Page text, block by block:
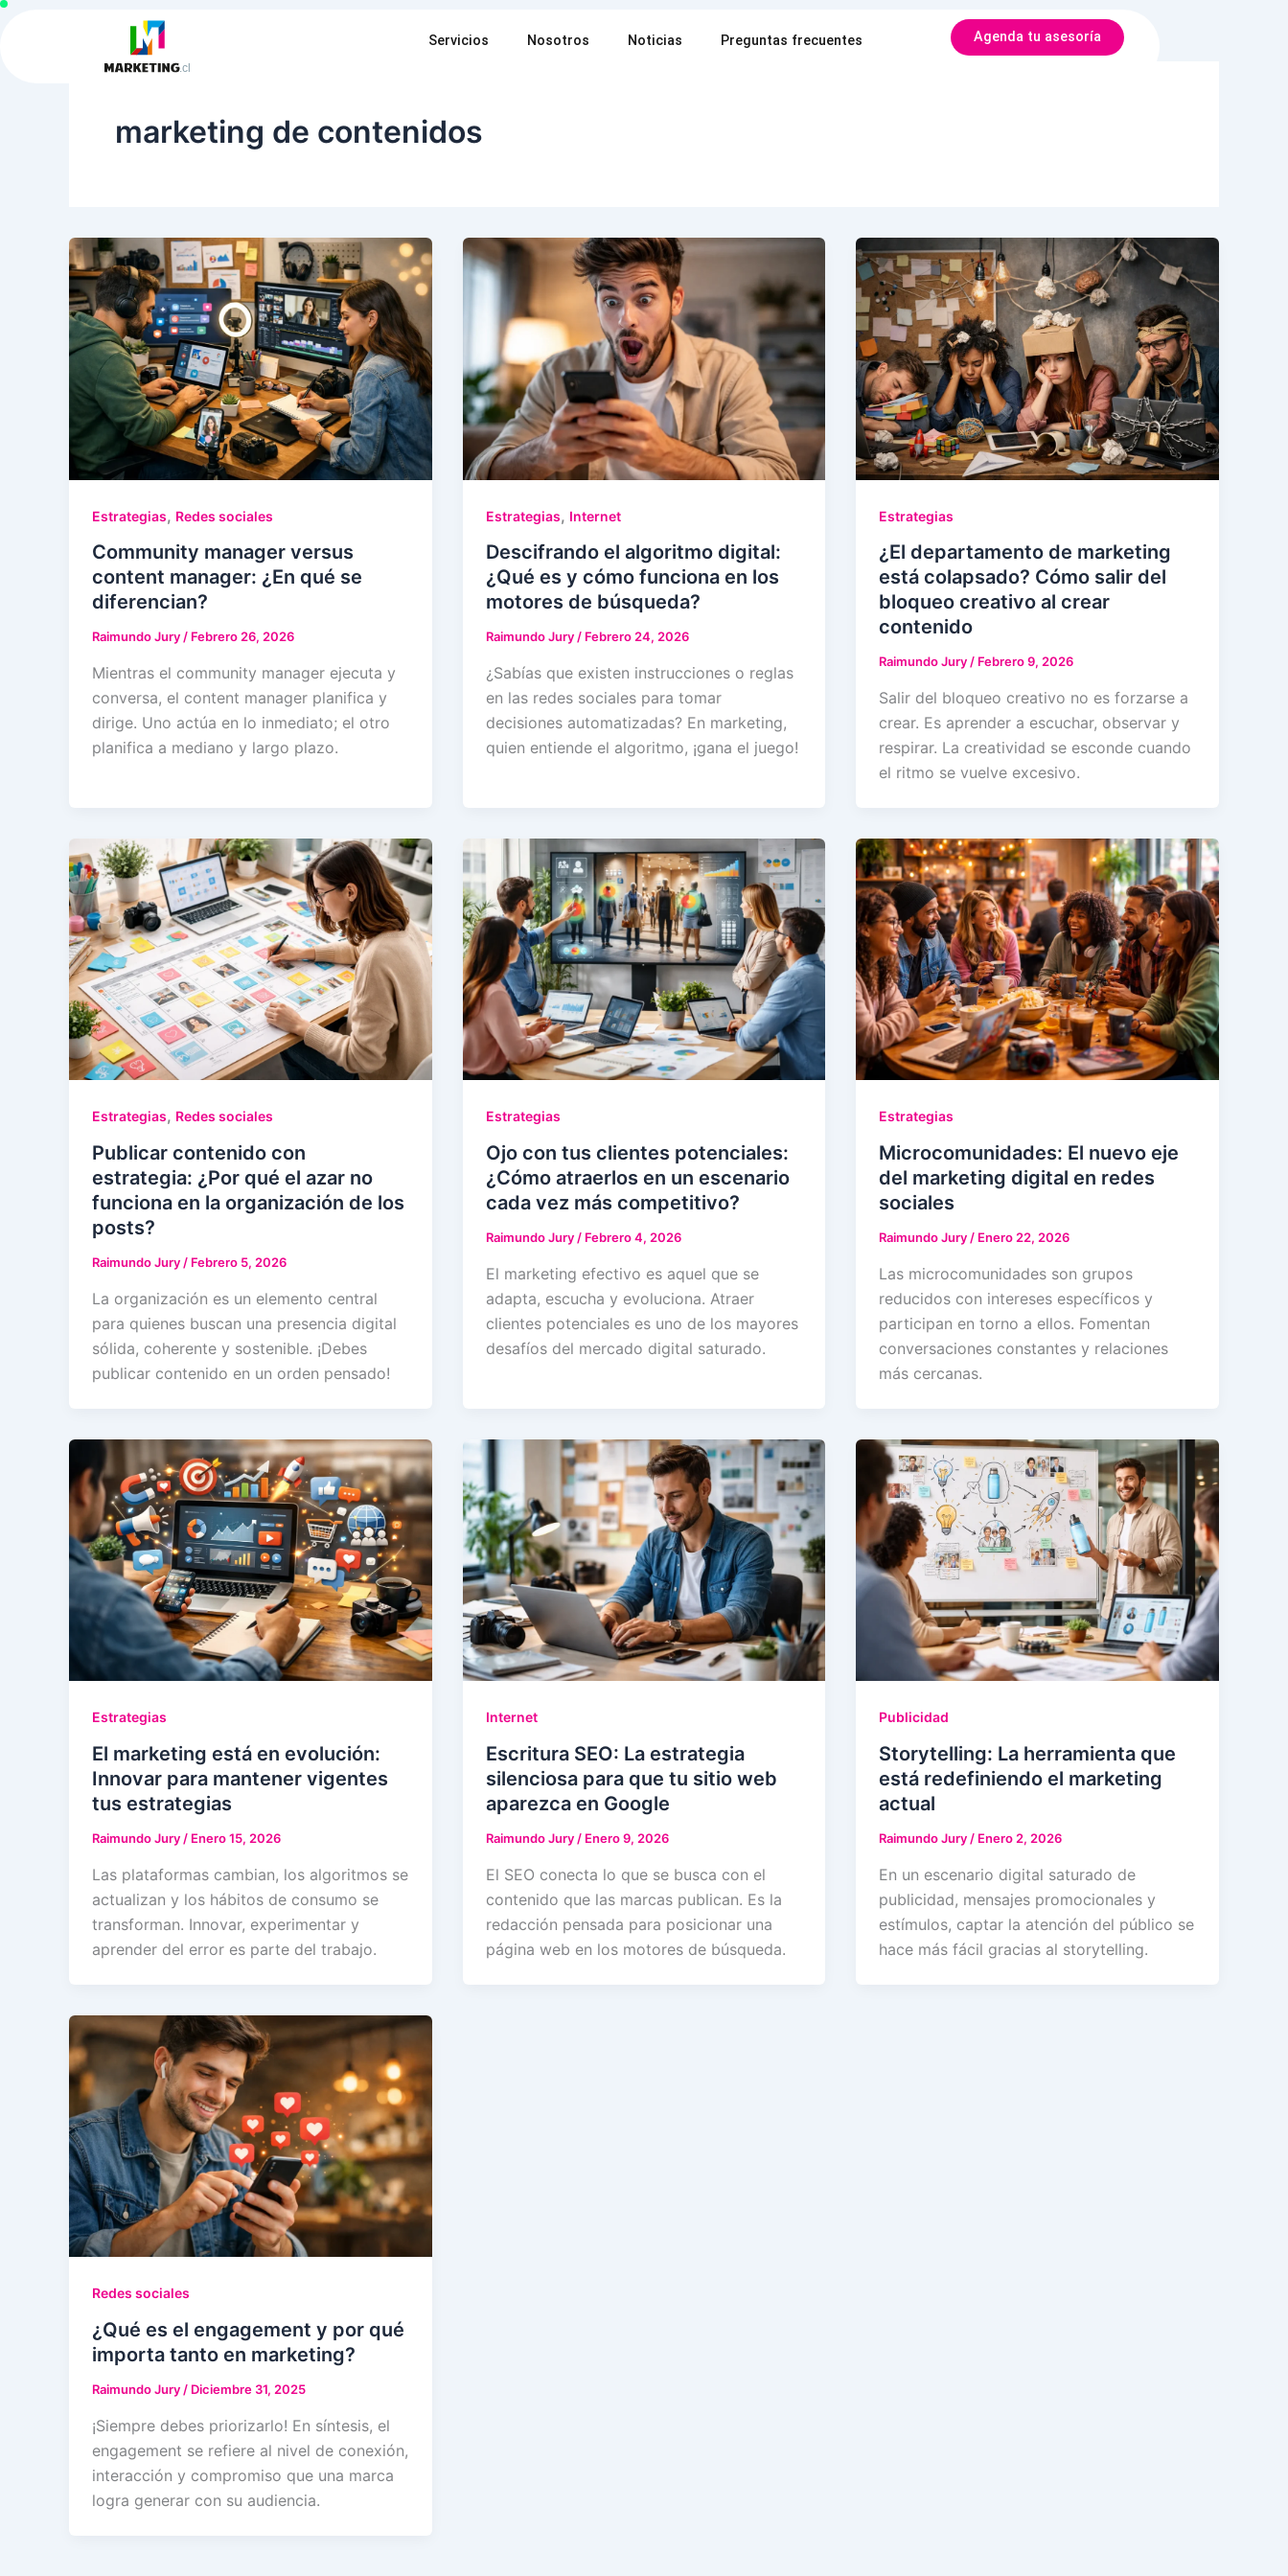
Ir
Servicios Nosotros Noticias Preguntas frecuentes Agenda tu asesoría
marketing de contenidos
Estrategias, Redes sociales
Community manager versus
content manager: ¿En qué se
diferencian?
Raimundo Jury/ Febrero 26, 2026
Mientras el community manager ejecuta y
conversa, el content manager planifica y
dirige. Uno actúa en lo inmediato; el otro
planifica a mediano y largo plazo.
Estrategias, Internet
Descifrando el algoritmo digital:
¿Qué es y cómo funciona en los
motores de búsqueda?
Raimundo Jury/ Febrero 24, 2026
¿Sabías que existen instrucciones o reglas
en las redes sociales para tomar
decisiones automatizadas? En marketing,
quien entiende el algoritmo, ¡gana el juego!
Estrategias
¿El departamento de marketing
está colapsado? Cómo salir del
bloqueo creativo al crear
contenido
Raimundo Jury/ Febrero 9, 2026
Salir del bloqueo creativo no es forzarse a
crear. Es aprender a escuchar, observar y
respirar. La creatividad se esconde cuando
el ritmo se vuelve excesivo.
Estrategias, Redes sociales
Publicar contenido con
estrategia: ¿Por qué el azar no
funciona en la organización de los
posts?
Raimundo Jury/ Febrero 5, 2026
La organización es un elemento central
para quienes buscan una presencia digital
sólida, coherente y sostenible. ¡Debes
publicar contenido en un orden pensado!
Estrategias
Ojo con tus clientes potenciales:
¿Cómo atraerlos en un escenario
cada vez más competitivo?
Raimundo Jury/ Febrero 4, 2026
El marketing efectivo es aquel que se
adapta, escucha y evoluciona. Atraer
clientes potenciales es uno de los mayores
desafíos del mercado digital saturado.
Estrategias
Microcomunidades: El nuevo eje
del marketing digital en redes
sociales
Raimundo Jury/ Enero 22, 2026
Las microcomunidades son grupos
reducidos con intereses específicos y
participan en torno a ellos. Fomentan
conversaciones constantes y relaciones
más cercanas.
Estrategias
El marketing está en evolución:
Innovar para mantener vigentes
tus estrategias
Raimundo Jury / Enero 15, 2026
Las plataformas cambian, los algoritmos se
actualizan y los hábitos de consumo se
transforman. Innovar, experimentar y
aprender del error es parte del trabajo.
Internet
Escritura SEO: La estrategia
silenciosa para que tu sitio web
aparezca en Google
Raimundo Jury / Enero 9, 2026
El SEO conecta lo que se busca con el
contenido que las marcas publican. Es la
redacción pensada para posicionar una
página web en los motores de búsqueda.
Publicidad
Storytelling: La herramienta que
está redefiniendo el marketing
actual
Raimundo Jury / Enero 2, 2026
En un escenario digital saturado de
publicidad, mensajes promocionales y
estímulos, captar la atención del público se
hace más fácil gracias al storytelling.
Redes sociales
¿Qué es el engagement y por qué
importa tanto en marketing?
Raimundo Jury / Diciembre 31, 2025
¡Siempre debes priorizarlo! En síntesis, el
engagement se refiere al nivel de conexión,
interacción y compromiso que una marca
logra generar con su audiencia.